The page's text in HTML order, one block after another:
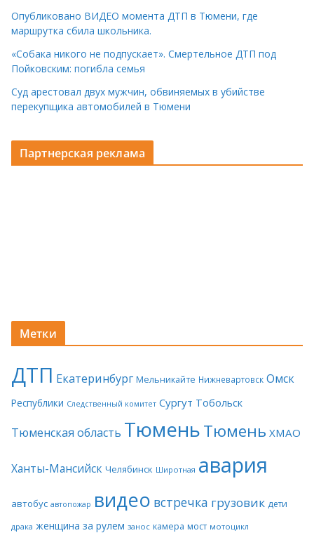
Опубликовано ВИДЕО момента ДТП в Тюмени, где
маршрутка сбила школьника.
«Собака никого не подпускает». Смертельное ДТП под
Пойковским: погибла семья
Суд арестовал двух мужчин, обвиняемых в убийстве
перекупщика автомобилей в Тюмени
Партнерская реклама
Метки
ДТП Екатеринбург Мельникайте Нижневартовск Омск
Республики Следственный комитет Сургут Тобольск
Тюменская область ТюменьТюмень ХМАО
Ханты-Мансийск Челябинск Широтная авария
автобус автопожар видео встречка грузовик дети
драка женщина за рулем занос камера мост мотоцикл